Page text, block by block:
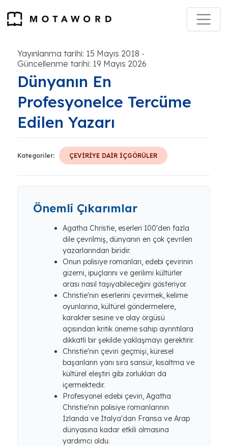
Yayınlanma tarihi: 15 Mayıs 2018 -
Güncellenme tarihi: 19 Mayıs 2026
Dünyanın En
Profesyonelce Tercüme
Edilen Yazarı
Kategoriler: ÇEVİRİYE DAİR İÇGÖRÜLER
Önemli Çıkarımlar
Agatha Christie, eserleri 100'den fazla
dile çevrilmiş, dünyanın en çok çevrilen
yazarlarından biridir.
Onun polisiye romanları, edebi çevirinin
gizemi, ipuçlarını ve gerilimi kültürler
arası nasıl taşıyabileceğini gösteriyor.
Christie'nin eserlerini çevirmek, kelime
oyunlarına, kültürel göndermelere,
karakter sesine ve olay örgüsü
açısından kritik öneme sahip ayrıntılara
dikkatli bir şekilde yaklaşmayı gerektirir.
Christie'nin çeviri geçmişi, küresel
başarıların yanı sıra sansür, kısaltma ve
kültürel eleştiri gibi zorlukları da
içermektedir.
Profesyonel edebi çeviri, Agatha
Christie'nin polisiye romanlarının
İzlanda ve İtalya'dan Fransa ve Arap
dünyasına kadar etkili olmasına
yardımcı oldu.